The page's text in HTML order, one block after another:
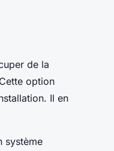
de la
option
Il en
système